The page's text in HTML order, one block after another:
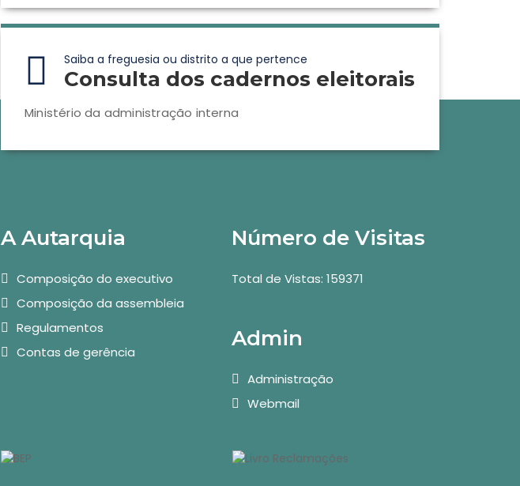
Saiba a freguesia ou distrito a que pertence
Consulta dos cadernos eleitorais
Ministério da administração interna
A Autarquia
Composição do executivo
Composição da assembleia
Regulamentos
Contas de gerência
Número de Visitas
Total de Vistas: 159371
Admin
Administração
Webmail